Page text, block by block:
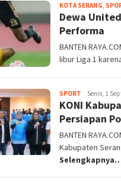
KOTA SERANG
Dewa
Performa
BANTEN
libur Liga 1
SPORT Wisnu
Agus
Senin, 1
KONI
Persiapan
BANTEN
Kabupaten